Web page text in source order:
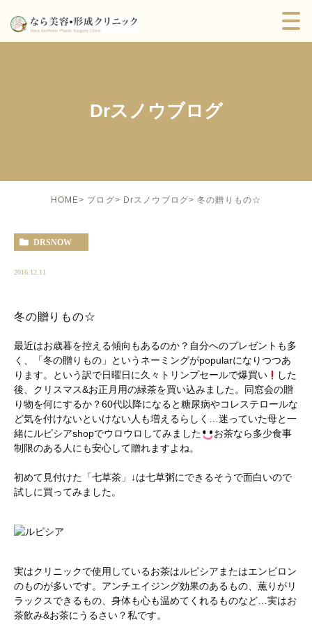
Drスノウブログ
HOME ブログ Drスノウブログ 冬の贈りもの☆
DRSNOW
2016.12.11
冬の贈りもの☆
最近はお歳暮を控える傾向もあるのか？自分へのプレゼントも多
く、「冬の贈りもの」というネーミングがpopularになりつつあ
ります。という訳で日曜日に久々トリンプセールで爆買い
した
後、クリスマス&お正月用の緑茶を買い込みました。同窓会の贈
り物を何にするか？60代以降になると糖尿病やコレステロールな
ど気を付けないといけない人も増えるらしく…迷っていた母と一
緒にルピシアshopでウロウロしてみました
お茶なら多少食事
制限のある人にも安心して贈れますよね。
初めて見付けた「七草茶」↓は七草粥にできるそうで面白いので
試しに買ってみました。
実はクリニックで使用しているお茶はルピシアまたはエンビロン
のものが多いです。アンチエイジング効果のあるもの、薫りがリ
ラックスできるもの、身体も心も温めてくれるものなど…実はお
茶飲み&お茶にうるさい？私です。